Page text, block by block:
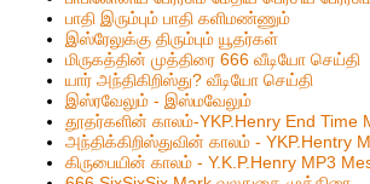
பாதி இரும்பும் பாதி களிமண்ணும்
இஸ்ரேலுக்கு திரும்பும் யூதர்கள்
மிருகத்தின் முத்திரை 666 வீடியோ செய்தி
யார் அந்திகிறிஸ்து? வீடியோ செய்தி
இஸ்ரவேலும் - இஸ்மவேலும்
தூதர்களின் காலம்-YKP.Henry End Time
அந்திக்கிறிஸ்துவின் காலம் - YKP.Hentry
கிருபையின் காலம் - Y.K.P.Henry MP3